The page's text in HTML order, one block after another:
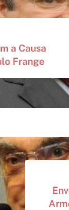
a Causa
Frange